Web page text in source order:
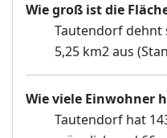
Wie groß ist die
Tautendorf dehnt
5,25 km2 aus
Wie viele Einwohner
Tautendorf hat